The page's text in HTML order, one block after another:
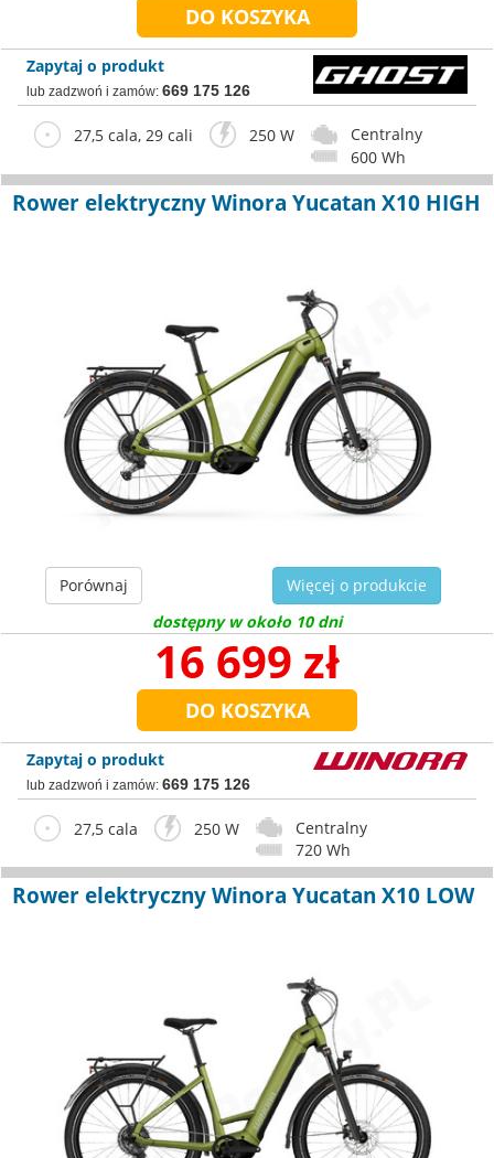
Zapytaj o produkt
lub zadzwoń i zamów: 669 175 126
27,5 cala, 29 cali 250 W
Centralny
600 Wh
Rower elektryczny Winora Yucatan X10 HIGH
Porównaj
Więcej o produkcie
dostępny w około 10 dni
16 699 zł
Zapytaj o produkt
lub zadzwoń i zamów: 669 175 126
27,5 cala 250 W
Centralny
720 Wh
Rower elektryczny Winora Yucatan X10 LOW